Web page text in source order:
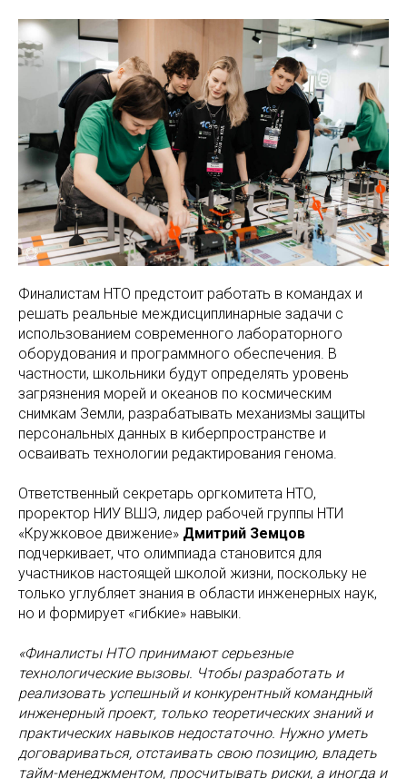
Финалистам НТО предстоит работать в командах и
решать реальные междисциплинарные задачи с
использованием современного лабораторного
оборудования и программного обеспечения. В
частности, школьники будут определять уровень
загрязнения морей и океанов по космическим
снимкам Земли, разрабатывать механизмы защиты
персональных данных в киберпространстве и
осваивать технологии редактирования генома.
Ответственный секретарь оргкомитета НТО,
проректор НИУ ВШЭ, лидер рабочей группы НТИ
«Кружковое движение» Дмитрий Земцов
подчеркивает, что олимпиада становится для
участников настоящей школой жизни, поскольку не
только углубляет знания в области инженерных наук,
но и формирует «‎‎гибкие» навыки.
«‎‎Финалисты НТО принимают серьезные
технологические вызовы. Чтобы разработать и
реализовать успешный и конкурентный командный
инженерный проект, только теоретических знаний и
практических навыков недостаточно. Нужно уметь
договариваться, отстаивать свою позицию, владеть
тайм-менеджментом, просчитывать риски, а иногда и